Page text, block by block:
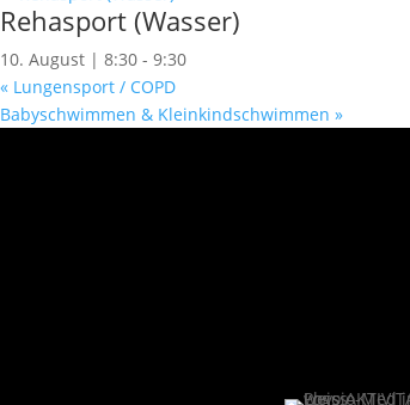
Rehasport (Wasser)
10. August | 8:30 - 9:30
« Lungensport / COPD
Babyschwimmen & Kleinkindschwimmen »